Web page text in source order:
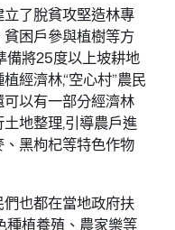
了脫貧攻堅造林專
困戶參與植樹等方
備將25度以上坡耕地
經濟林,“空心村”農民
以有一部分經濟林
地整理,引導農戶進
黑枸杞等特色作物
也都在當地政府扶
種植養殖、農家樂等